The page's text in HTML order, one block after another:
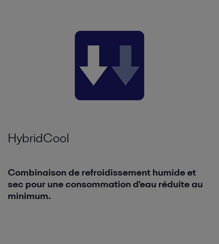
HybridCool
Combinaison de refroidissement humide et
sec pour une consommation d'eau réduite au
minimum.